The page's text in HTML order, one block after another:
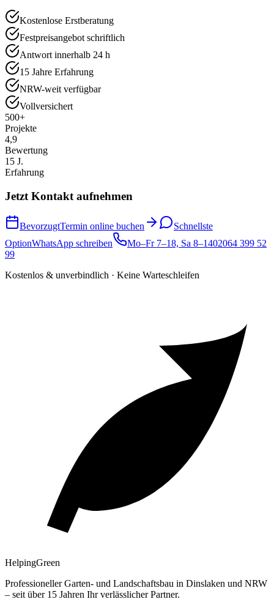
Kostenlose Erstberatung
Festpreisangebot schriftlich
Antwort innerhalb 24 h
15 Jahre Erfahrung
NRW-weit verfügbar
Vollversichert
500+
Projekte
4,9
Bewertung
15 J.
Erfahrung
Jetzt Kontakt aufnehmen
BevorzugtTermin online buchen
Schnellste
OptionWhatsApp schreiben Mo–Fr 7–18, Sa 8–1402064 399 52
99
Kostenlos & unverbindlich · Keine Warteschleifen
HelpingGreen
Professioneller Garten- und Landschaftsbau in Dinslaken und NRW
– seit über 15 Jahren Ihr verlässlicher Partner.